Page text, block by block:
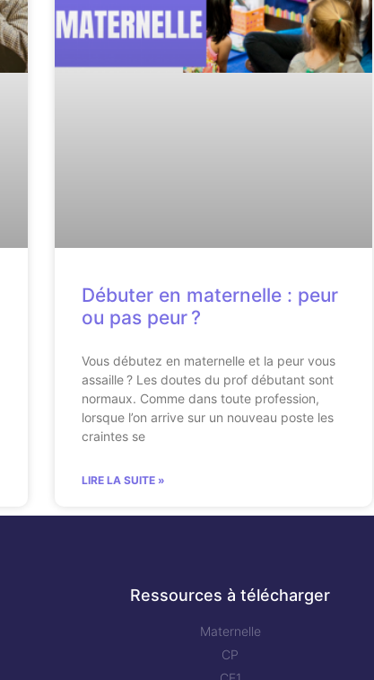
Débuter en maternelle : peur
ou pas peur ?
Vous débutez en maternelle et la peur vous
assaille ? Les doutes du prof débutant sont
normaux. Comme dans toute profession,
lorsque l’on arrive sur un nouveau poste les
craintes se
LIRE LA SUITE »
Ressources à télécharger
Maternelle
CP